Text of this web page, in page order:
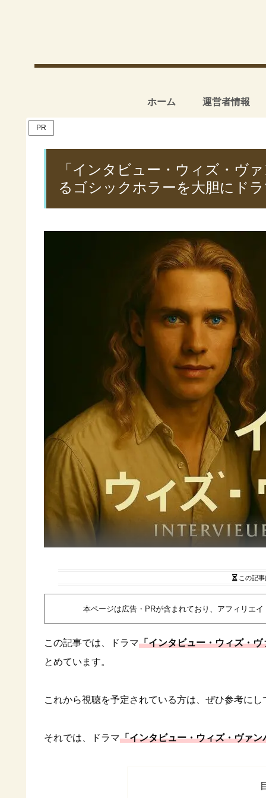
ホーム 運営者情報
PR
「インタビュー・ウィズ・ヴ
るゴシックホラーを大胆にド
この記事
本ページは広告・PRが含まれており、アフィリエ
この記事では、ドラマ「インタビュー・ウィズ・
とめています。
これから視聴を予定されている方は、ぜひ参考にし
それでは、ドラマ「インタビュー・ウィズ・ヴァン